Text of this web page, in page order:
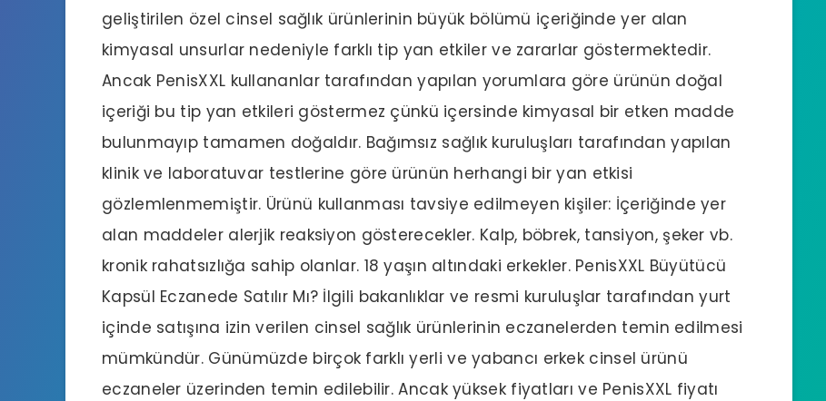
geliştirilen özel cinsel sağlık ürünlerinin büyük bölümü içeriğinde yer alan
kimyasal unsurlar nedeniyle farklı tip yan etkiler ve zararlar göstermektedir.
Ancak PenisXXL kullananlar tarafından yapılan yorumlara göre ürünün doğal
içeriği bu tip yan etkileri göstermez çünkü içersinde kimyasal bir etken madde
bulunmayıp tamamen doğaldır. Bağımsız sağlık kuruluşları tarafından yapılan
klinik ve laboratuvar testlerine göre ürünün herhangi bir yan etkisi
gözlemlenmemiştir. Ürünü kullanması tavsiye edilmeyen kişiler: İçeriğinde yer
alan maddeler alerjik reaksiyon gösterecekler. Kalp, böbrek, tansiyon, şeker vb.
kronik rahatsızlığa sahip olanlar. 18 yaşın altındaki erkekler. PenisXXL Büyütücü
Kapsül Eczanede Satılır Mı? İlgili bakanlıklar ve resmi kuruluşlar tarafından yurt
içinde satışına izin verilen cinsel sağlık ürünlerinin eczanelerden temin edilmesi
mümkündür. Günümüzde birçok farklı yerli ve yabancı erkek cinsel ürünü
eczaneler üzerinden temin edilebilir. Ancak yüksek fiyatları ve PenisXXL fiyatı